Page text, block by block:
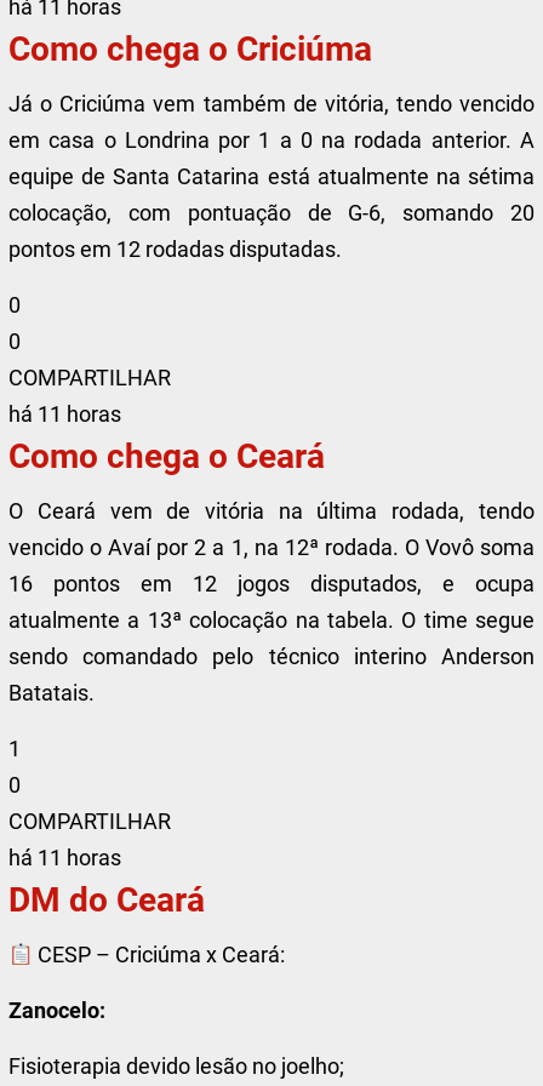
há 11 horas
Como chega o Criciúma
Já o Criciúma vem também de vitória, tendo vencido
em casa o Londrina por 1 a 0 na rodada anterior. A
equipe de Santa Catarina está atualmente na sétima
colocação, com pontuação de G-6, somando 20
pontos em 12 rodadas disputadas.
0
0
COMPARTILHAR
há 11 horas
Como chega o Ceará
O Ceará vem de vitória na última rodada, tendo
vencido o Avaí por 2 a 1, na 12ª rodada. O Vovô soma
16 pontos em 12 jogos disputados, e ocupa
atualmente a 13ª colocação na tabela. O time segue
sendo comandado pelo técnico interino Anderson
Batatais.
1
0
COMPARTILHAR
há 11 horas
DM do Ceará
CESP – Criciúma x Ceará:
Zanocelo:
Fisioterapia devido lesão no joelho;